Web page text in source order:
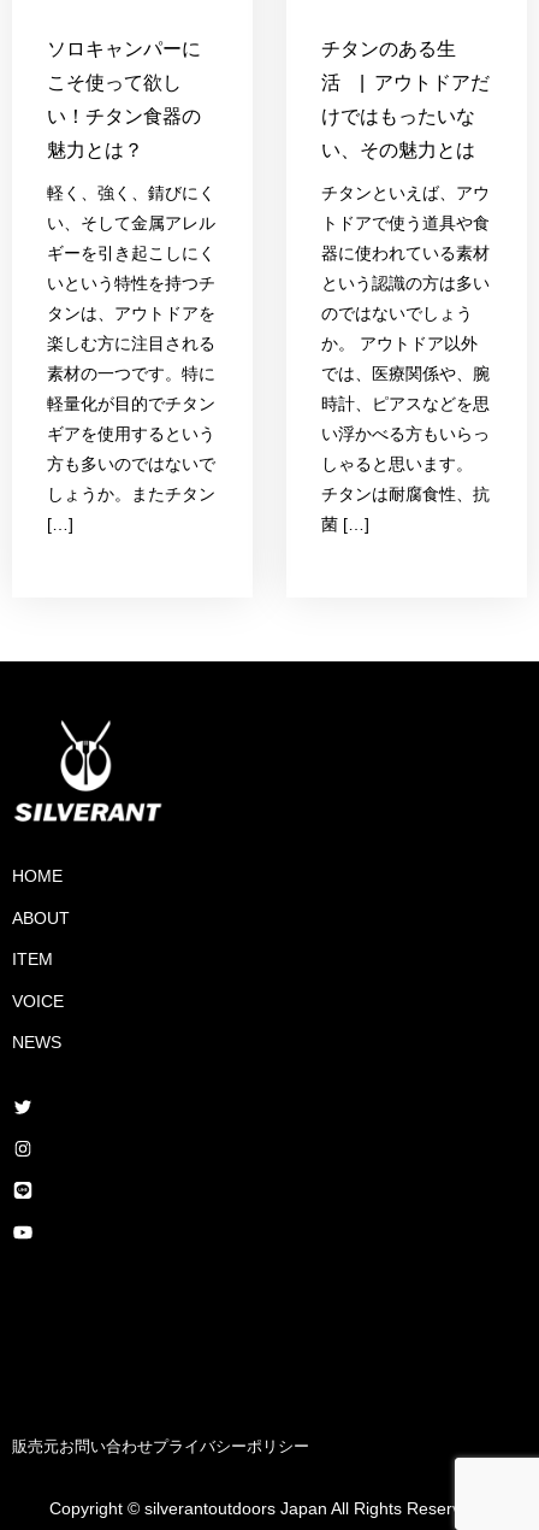
ソロキャンパーに
こそ使って欲し
い！チタン食器の
魅力とは？
軽く、強く、錆びにく
い、そして金属アレル
ギーを引き起こしにく
いという特性を持つチ
タンは、アウトドアを
楽しむ方に注目される
素材の一つです。特に
軽量化が目的でチタン
ギアを使用するという
方も多いのではないで
しょうか。またチタン
[…]
チタンのある生
活 | アウトドアだ
けではもったいな
い、その魅力とは
チタンといえば、アウ
トドアで使う道具や食
器に使われている素材
という認識の方は多い
のではないでしょう
か。 アウトドア以外
では、医療関係や、腕
時計、ピアスなどを思
い浮かべる方もいらっ
しゃると思います。
チタンは耐腐食性、抗
菌 […]
HOME
ABOUT
ITEM
VOICE
NEWS
販売元お問い合わせプライバシーポリシー
Copyright © silverantoutdoors Japan All Rights Reserved .